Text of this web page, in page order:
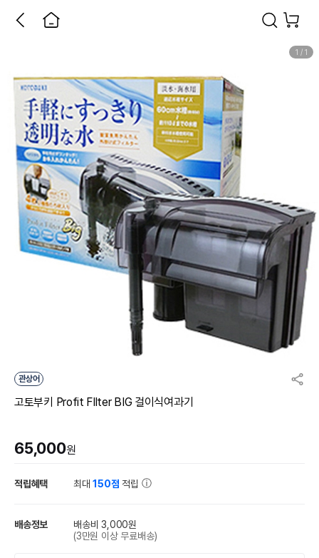
1 / 1
관상어
고토부키 Profit FIlter BIG 걸이식여과기
65,000원
적립혜택 최대150점 적립
배송정보
배송비 3,000원
(3만원 이상 무료배송)